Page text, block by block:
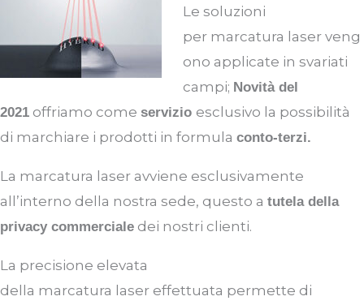
Le soluzioni
per marcatura laser veng
ono applicate in svariati
campi; Novità del
2021 offriamo come servizio esclusivo la possibilità
di marchiare i prodotti in formula conto-terzi.
La marcatura laser avviene esclusivamente
all’interno della nostra sede, questo a tutela del la
privacy commerciale dei nostri clienti.
La precisione elevata
della marcatura laser effettuata permette di